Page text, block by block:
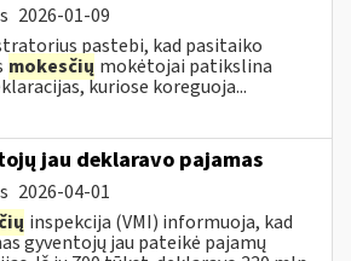
2026-01-09
pastebi, kad pasitaiko
mokesčių mokėtojai patikslina
kuriose koreguoja...
jau deklaravo pajamas
2026-04-01
inspekcija (VMI) informuoja, kad
gyventojų jau pateikė pajamų